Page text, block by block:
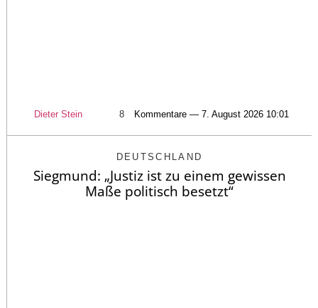
Dieter Stein 8 Kommentare — 7. August 2026 10:01
DEUTSCHLAND
Siegmund: „Justiz ist zu einem gewissen
Maße politisch besetzt“